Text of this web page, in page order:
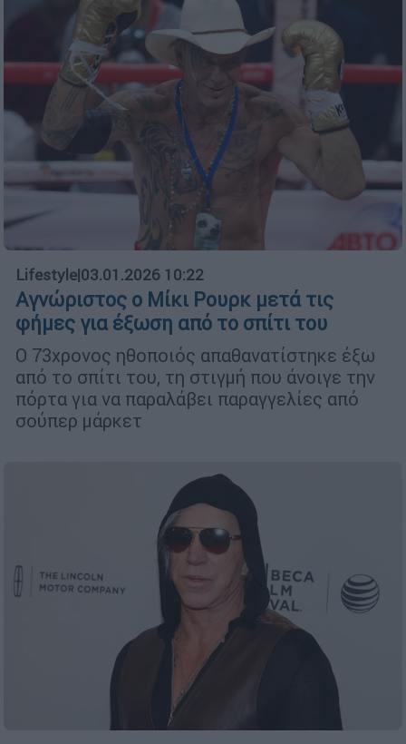
Lifestyle|03.01.2026 10:22
Αγνώριστος ο Μίκι Ρουρκ μετά τις
φήμες για έξωση από το σπίτι του
Ο 73χρονος ηθοποιός απαθανατίστηκε έξω
από το σπίτι του, τη στιγμή που άνοιγε την
πόρτα για να παραλάβει παραγγελίες από
σούπερ μάρκετ